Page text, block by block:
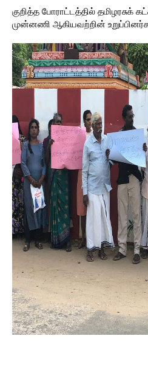
குறித்த போராட்டத்தில் தமிழரசுக்
முன்னணி ஆகியவற்றின்